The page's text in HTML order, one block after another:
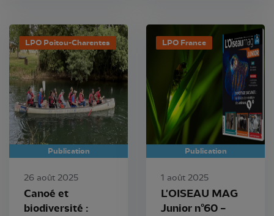
LPO Poitou-Charentes
Publication
26 août 2025
Canoé et
biodiversité :
LPO France
Publication
1 août 2025
L'OISEAU MAG
Junior n°60 –